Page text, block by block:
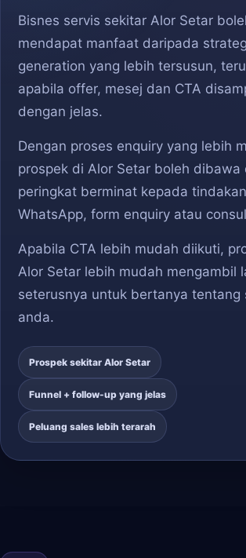
Bisnes servis sekitar Alor Setar
mendapat manfaat daripada
generation yang lebih tersusun,
apabila offer, mesej dan CTA
dengan jelas.
Dengan proses enquiry yang lebih
prospek di Alor Setar boleh dibawa
peringkat berminat kepada
WhatsApp, form enquiry atau
Apabila CTA lebih mudah diikuti,
Alor Setar lebih mudah mengambil
seterusnya untuk bertanya tentang
anda.
Prospek sekitar Alor Setar
Funnel + follow-up yang jelas
Peluang sales lebih terarah